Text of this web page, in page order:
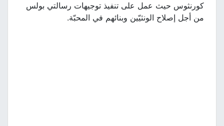
كورنثوس حيث عمل على تنفيذ توجيهات رسالتي بولس
من أجل إصلاح الونثيّين وبنائهم في المحبّة.